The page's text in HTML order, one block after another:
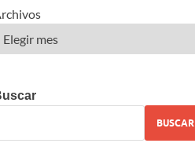
BUSCAR